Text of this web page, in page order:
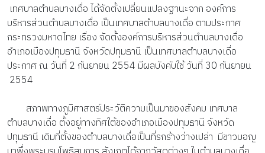
เทศบาลตำบลบางเดื่อ ได้จัดตั้งเปลี่ยนแปลงฐานะจาก องค์การ
บริหารส่วนตำบลบางเดื่อ เป็นเทศบาลตำบลบางเดื่อ ตามประกาศ
กระทรวงมหาดไทย เรื่อง จัดตั้งองค์การบริหารส่วนตำบลบางเดื่อ
อำเภอเมืองปทุมธานี จังหวัดปทุมธานี เป็นเทศบาลตำบลบางเดื่อ
ประกาศ ณ วันที่ 2 กันยายน 2554 มีผลบังคับใช้ วันที่ 30 กันยายน
2554
สภาพทางภูมิศาสตร์ประวัติความเป็นมาของสังคม เทศบาล
ตำบลบางเดื่อ ตั้งอยู่ทางทิศใต้ของอำเภอเมืองปทุมธานี จังหวัด
ปทุมธานี เดิมที่ตั้งของตำบลบางเดื่อเป็นที่รกร้างว่างเปล่า มีชาวมอญ